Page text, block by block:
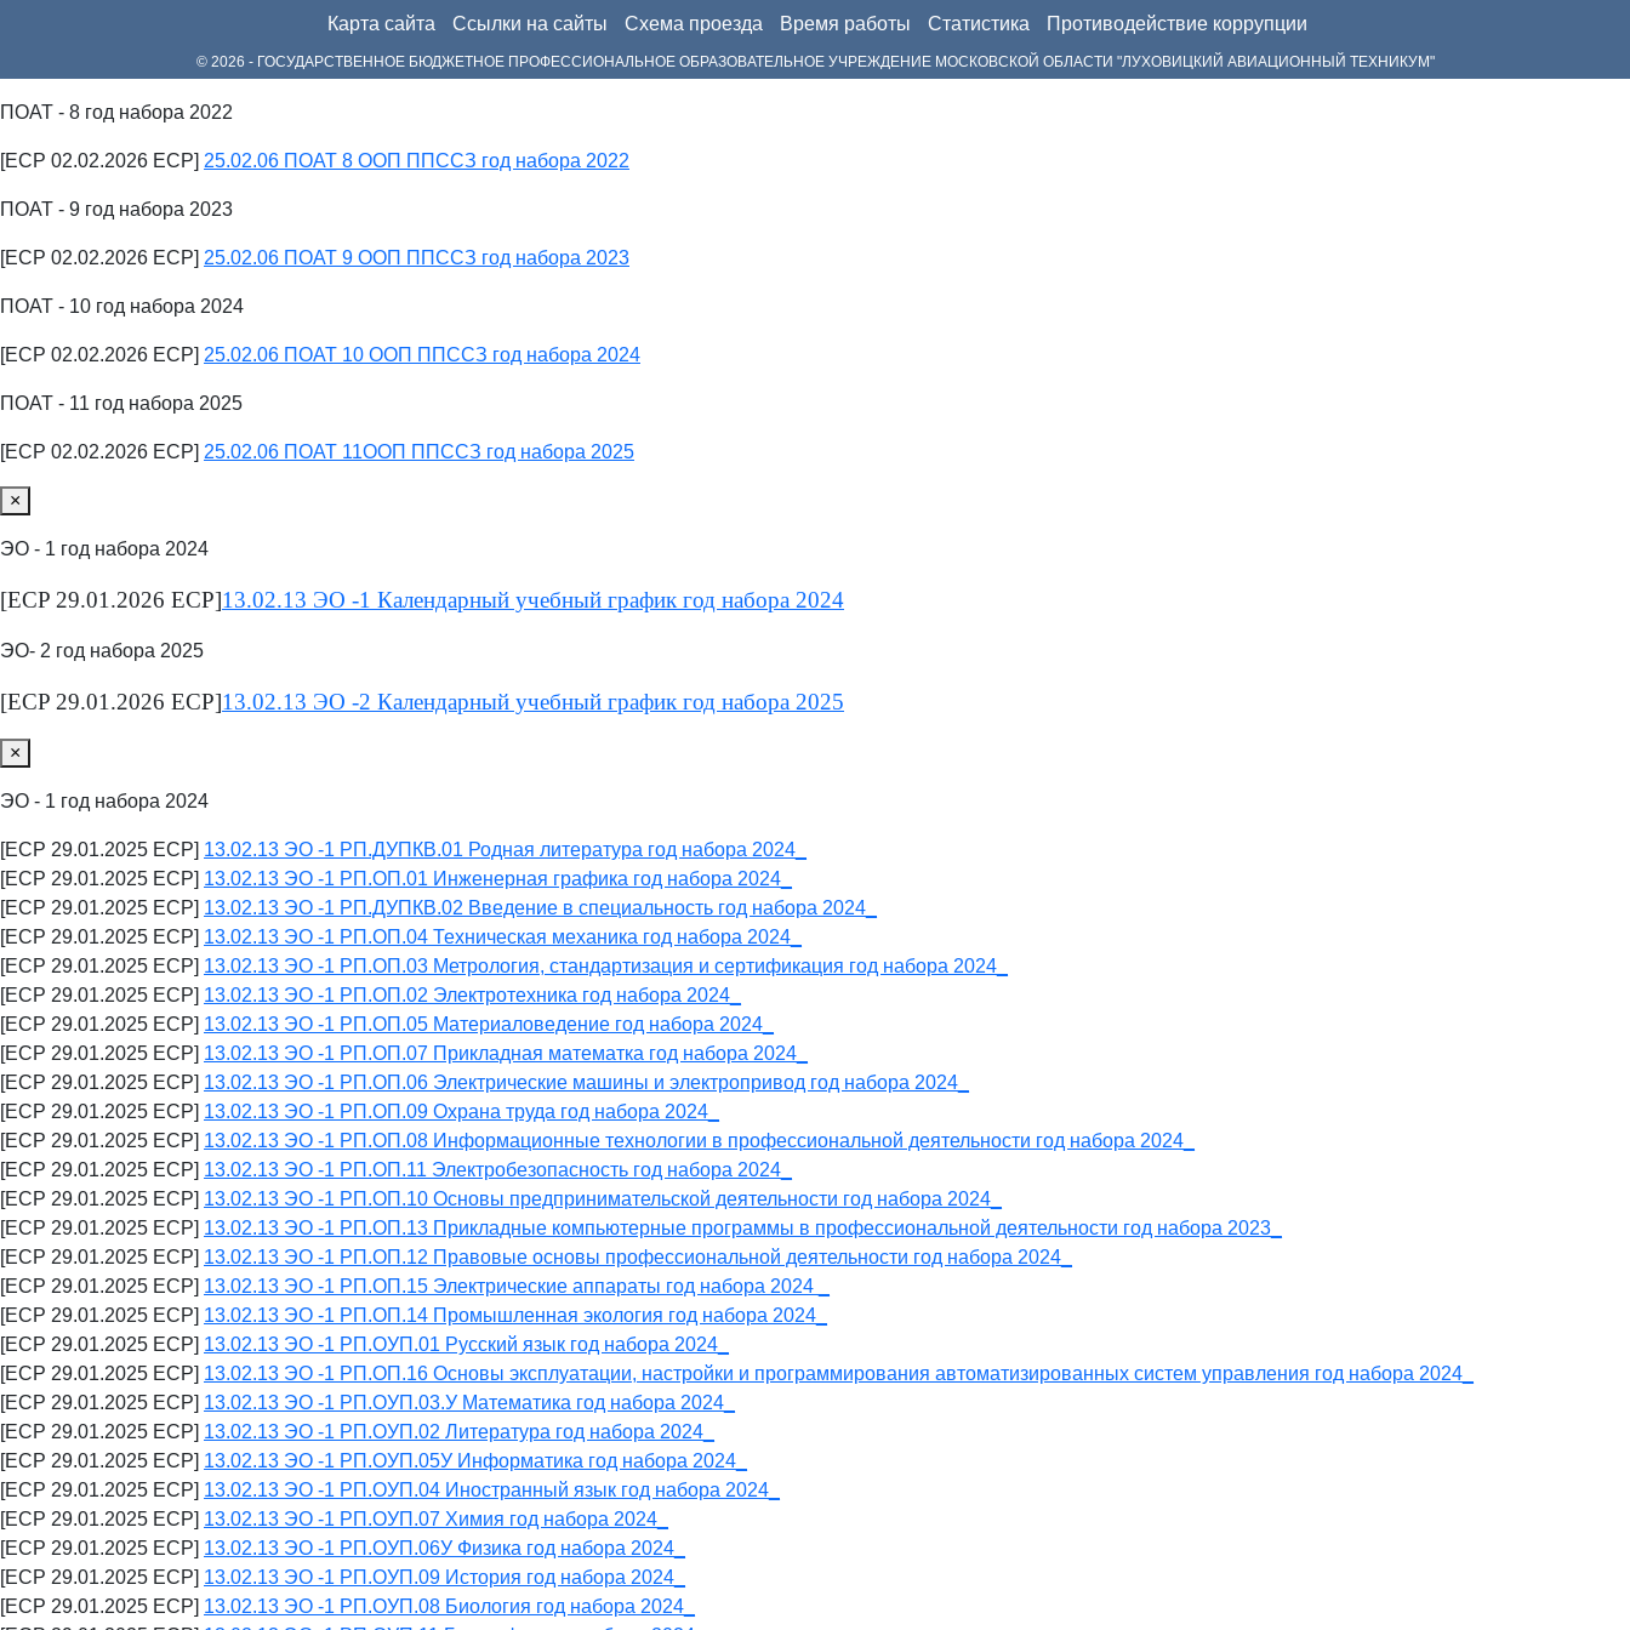
Карта сайта Ссылки на сайты Схема проезда Время работы Статистика Противодействие коррупции
© 2026 - ГОСУДАРСТВЕННОЕ БЮДЖЕТНОЕ ПРОФЕССИОНАЛЬНОЕ ОБРАЗОВАТЕЛЬНОЕ УЧРЕЖДЕНИЕ МОСКОВСКОЙ ОБЛАСТИ "ЛУХОВИЦКИЙ АВИАЦИОННЫЙ ТЕХНИКУМ"
ПОАТ - 8 год набора 2022
[ECP 02.02.2026 ECP] 25.02.06 ПОАТ 8 ООП ППССЗ год набора 2022
ПОАТ - 9 год набора 2023
[ECP 02.02.2026 ECP] 25.02.06 ПОАТ 9 ООП ППССЗ год набора 2023
ПОАТ - 10 год набора 2024
[ECP 02.02.2026 ECP] 25.02.06 ПОАТ 10 ООП ППССЗ год набора 2024
ПОАТ - 11 год набора 2025
[ECP 02.02.2026 ECP] 25.02.06 ПОАТ 11ООП ППССЗ год набора 2025
×
ЭО - 1 год набора 2024
[ECP 29.01.2026 ECP]13.02.13 ЭО -1 Календарный учебный график год набора 2024
ЭО- 2 год набора 2025
[ECP 29.01.2026 ECP]13.02.13 ЭО -2 Календарный учебный график год набора 2025
×
ЭО - 1 год набора 2024
[ECP 29.01.2025 ECP] 13.02.13 ЭО -1 РП.ДУПКВ.01 Родная литература год набора 2024_
[ECP 29.01.2025 ECP] 13.02.13 ЭО -1 РП.ОП.01 Инженерная графика год набора 2024_
[ECP 29.01.2025 ECP] 13.02.13 ЭО -1 РП.ДУПКВ.02 Введение в специальность год набора 2024_
[ECP 29.01.2025 ECP] 13.02.13 ЭО -1 РП.ОП.04 Техническая механика год набора 2024_
[ECP 29.01.2025 ECP] 13.02.13 ЭО -1 РП.ОП.03 Метрология, стандартизация и сертификация год набора 2024_
[ECP 29.01.2025 ECP] 13.02.13 ЭО -1 РП.ОП.02 Электротехника год набора 2024_
[ECP 29.01.2025 ECP] 13.02.13 ЭО -1 РП.ОП.05 Материаловедение год набора 2024_
[ECP 29.01.2025 ECP] 13.02.13 ЭО -1 РП.ОП.07 Прикладная математка год набора 2024_
[ECP 29.01.2025 ECP] 13.02.13 ЭО -1 РП.ОП.06 Электрические машины и электропривод год набора 2024_
[ECP 29.01.2025 ECP] 13.02.13 ЭО -1 РП.ОП.09 Охрана труда год набора 2024_
[ECP 29.01.2025 ECP] 13.02.13 ЭО -1 РП.ОП.08 Информационные технологии в профессиональной деятельности год набора 2024_
[ECP 29.01.2025 ECP] 13.02.13 ЭО -1 РП.ОП.11 Электробезопасность год набора 2024_
[ECP 29.01.2025 ECP] 13.02.13 ЭО -1 РП.ОП.10 Основы предпринимательской деятельности год набора 2024_
[ECP 29.01.2025 ECP] 13.02.13 ЭО -1 РП.ОП.13 Прикладные компьютерные программы в профессиональной деятельности год набора 2023_
[ECP 29.01.2025 ECP] 13.02.13 ЭО -1 РП.ОП.12 Правовые основы профессиональной деятельности год набора 2024_
[ECP 29.01.2025 ECP] 13.02.13 ЭО -1 РП.ОП.15 Электрические аппараты год набора 2024 _
[ECP 29.01.2025 ECP] 13.02.13 ЭО -1 РП.ОП.14 Промышленная экология год набора 2024_
[ECP 29.01.2025 ECP] 13.02.13 ЭО -1 РП.ОУП.01 Русский язык год набора 2024_
[ECP 29.01.2025 ECP] 13.02.13 ЭО -1 РП.ОП.16 Основы эксплуатации, настройки и программирования автоматизированных систем управления год набора 2024_
[ECP 29.01.2025 ECP] 13.02.13 ЭО -1 РП.ОУП.03.У Математика год набора 2024_
[ECP 29.01.2025 ECP] 13.02.13 ЭО -1 РП.ОУП.02 Литература год набора 2024_
[ECP 29.01.2025 ECP] 13.02.13 ЭО -1 РП.ОУП.05У Информатика год набора 2024_
[ECP 29.01.2025 ECP] 13.02.13 ЭО -1 РП.ОУП.04 Иностранный язык год набора 2024_
[ECP 29.01.2025 ECP] 13.02.13 ЭО -1 РП.ОУП.07 Химия год набора 2024_
[ECP 29.01.2025 ECP] 13.02.13 ЭО -1 РП.ОУП.06У Физика год набора 2024_
[ECP 29.01.2025 ECP] 13.02.13 ЭО -1 РП.ОУП.09 История год набора 2024_
[ECP 29.01.2025 ECP] 13.02.13 ЭО -1 РП.ОУП.08 Биология год набора 2024_